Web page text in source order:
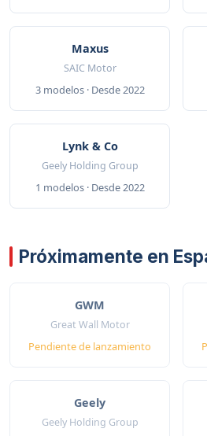
Maxus
SAIC Motor
3 modelos · Desde 2022
Lynk & Co
Geely Holding Group
1 modelos · Desde 2022
Próximamente en
GWM
Great Wall Motor
Pendiente de lanzamiento
Geely
Geely Holding Group